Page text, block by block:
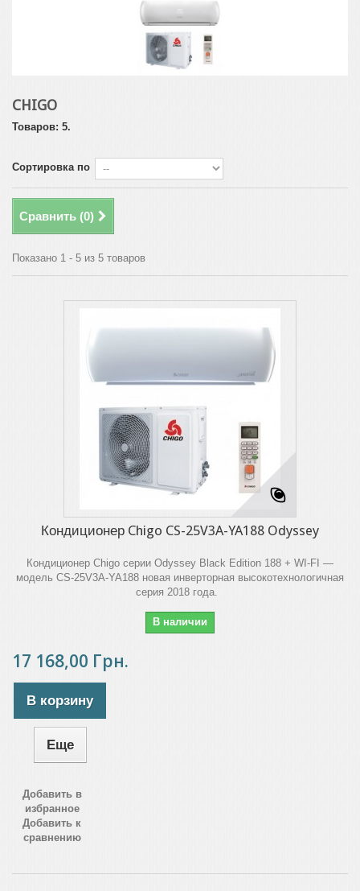
CHIGO
Товаров: 5.
Сортировка по
Сравнить (0)
Показано 1 - 5 из 5 товаров
Кондиционер Chigo CS-25V3A-YA188 Odyssey
Кондиционер Chigo серии Odyssey Black Edition 188 + WI-FI —
модель CS-25V3A-YA188 новая инверторная высокотехнологичная
серия 2018 года.
В наличии
17 168,00 Грн.
В корзину
Еще
Добавить в
избранное
Добавить к
сравнению